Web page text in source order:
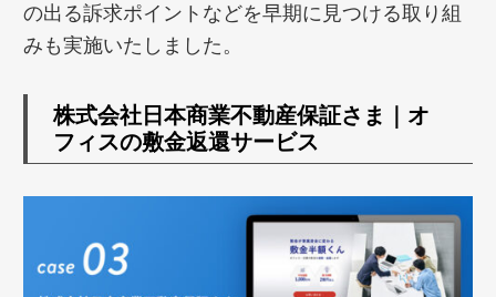
の出る訴求ポイントなどを早期に見つける取り組
みも実施いたしました。
株式会社日本商業不動産保証さま｜オ
フィスの敷金返還サービス